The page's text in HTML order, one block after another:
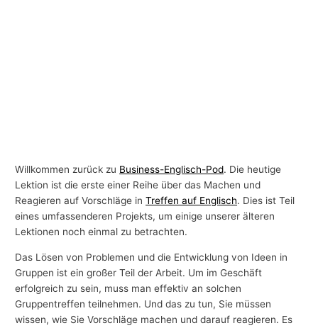
Willkommen zurück zu Business-Englisch-Pod. Die heutige
Lektion ist die erste einer Reihe über das Machen und
Reagieren auf Vorschläge inTreffen auf Englisch. Dies ist Teil
eines umfassenderen Projekts, um einige unserer älteren
Lektionen noch einmal zu betrachten.
Das Lösen von Problemen und die Entwicklung von Ideen in
Gruppen ist ein großer Teil der Arbeit. Um im Geschäft
erfolgreich zu sein, muss man effektiv an solchen
Gruppentreffen teilnehmen. Und das zu tun, Sie müssen
wissen, wie Sie Vorschläge machen und darauf reagieren. Es